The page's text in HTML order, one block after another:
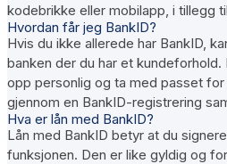
kodebrikke eller mobilapp, i tillegg
Hvordan får jeg BankID?
Hvis du ikke allerede har BankID,
banken der du har et
opp personlig og ta med passet
gjennom en BankID-registrering
Hva er lån med BankID?
Lån med BankID betyr at du
funksjonen. Den er like gyldig og